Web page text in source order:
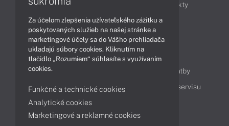
Obchodné informácie
Produkty
Technológie
Videá
Obsah
Ako nakupovať
Možnosti doručenia a platby
Podpora a servis
Servisné služby Cenník servisu
Kontakty
Za účelom zlepšenia užívateľského zážitku a
poskytovaných služieb na našej stránke a
marketingové účely sa do Vášho prehliadača
ukladajú súbory cookies. Kliknutím na
tlačidlo „Rozumiem“ súhlasíte s využívaním
cookies.
Funkčné a technické cookies
Analytické cookies
Marketingové a reklamné cookies